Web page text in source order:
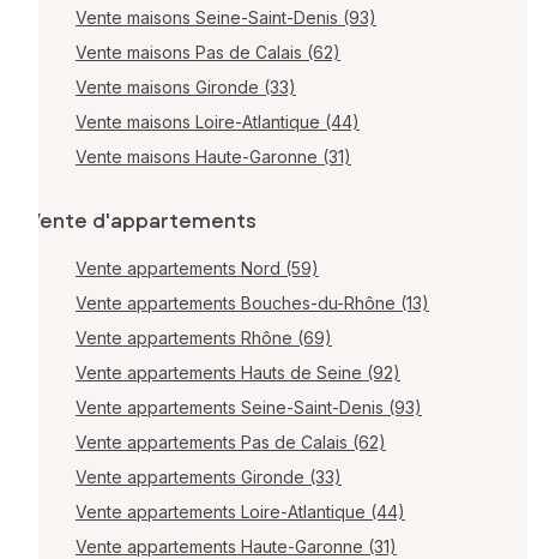
Vente maisons Seine-Saint-Denis (93)
Vente maisons Pas de Calais (62)
Vente maisons Gironde (33)
Vente maisons Loire-Atlantique (44)
Vente maisons Haute-Garonne (31)
Vente d'appartements
Vente appartements Nord (59)
Vente appartements Bouches-du-Rhône (13)
Vente appartements Rhône (69)
Vente appartements Hauts de Seine (92)
Vente appartements Seine-Saint-Denis (93)
Vente appartements Pas de Calais (62)
Vente appartements Gironde (33)
Vente appartements Loire-Atlantique (44)
Vente appartements Haute-Garonne (31)